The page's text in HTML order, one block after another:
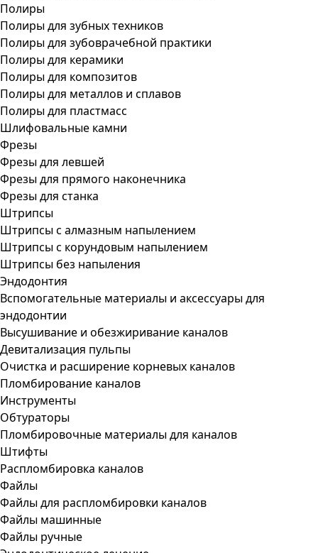
Полиры
Полиры для зубных техников
Полиры для зубоврачебной практики
Полиры для керамики
Полиры для композитов
Полиры для металлов и сплавов
Полиры для пластмасс
Шлифовальные камни
Фрезы
Фрезы для левшей
Фрезы для прямого наконечника
Фрезы для станка
Штрипсы
Штрипсы c алмазным напылением
Штрипсы c корундовым напылением
Штрипсы без напыления
Эндодонтия
Вспомогательные материалы и аксессуары для
эндодонтии
Высушивание и обезжиривание каналов
Девитализация пульпы
Очистка и расширение корневых каналов
Пломбирование каналов
Инструменты
Обтураторы
Пломбировочные материалы для каналов
Штифты
Распломбировка каналов
Файлы
Файлы для распломбировки каналов
Файлы машинные
Файлы ручные